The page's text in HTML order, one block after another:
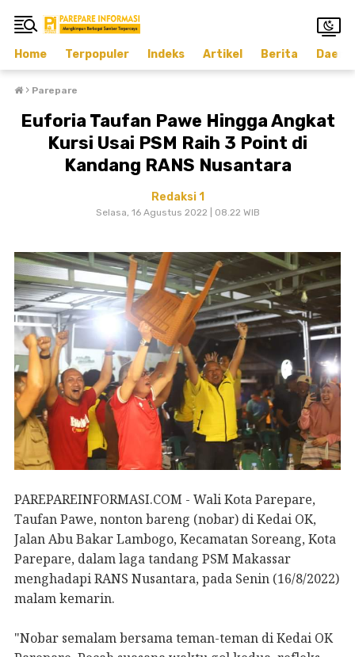
Home Terpopuler Indeks Artikel Berita
› Parepare
Euforia Taufan Pawe Hingga Angkat
Kursi Usai PSM Raih 3 Point di
Kandang RANS Nusantara
Redaksi 1
Selasa, 16 Agustus 2022 | 08.22 WIB
PAREPAREINFORMASI.COM - Wali Kota Parepare,
Taufan Pawe, nonton bareng (nobar) di Kedai OK,
Jalan Abu Bakar Lambogo, Kecamatan Soreang, Kota
Parepare, dalam laga tandang PSM Makassar
menghadapi RANS Nusantara, pada Senin (16/8/2022)
malam kemarin.
"Nobar semalam bersama teman-teman di Kedai OK